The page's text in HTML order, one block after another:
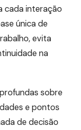
cada interação
única de
evita
na
sobre
e pontos
de decisão